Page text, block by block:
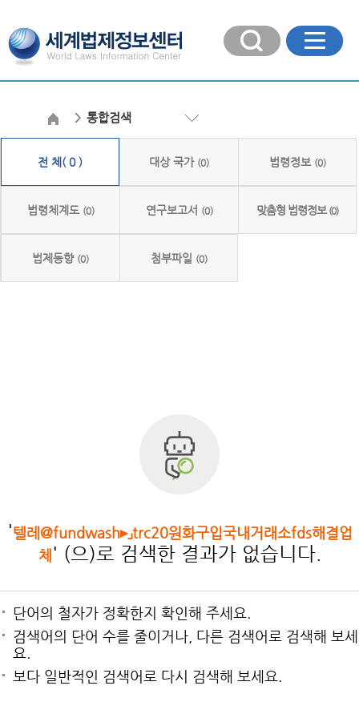
통합검색
전 체( 0 ) 대상 국가 (0) 법령정보 (0)
법령체계도 (0) 연구보고서 (0) 맞춤형 법령정보 (0)
법제동향 (0) 첨부파일 (0)
'텔레@fundwash▸」trc20원화구입국내거래소fds해결업
체 ' (으)로 검색한 결과가 없습니다.
단어의 철자가 정확한지 확인해 주세요.
검색어의 단어 수를 줄이거나, 다른 검색어로 검색해 보세
요.
보다 일반적인 검색어로 다시 검색해 보세요.